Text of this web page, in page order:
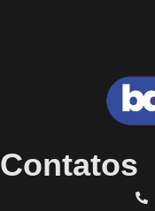
Contatos